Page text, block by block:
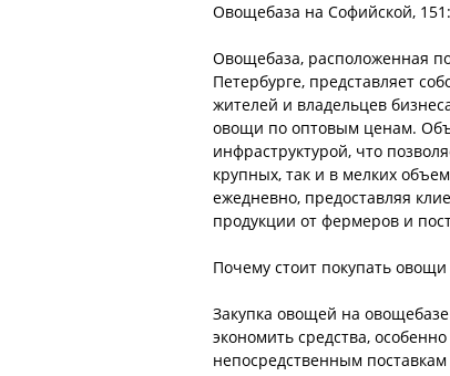
Овощебаза на Софийской,
Овощебаза, расположенная
Петербурге, представляет
жителей и владельцев
овощи по оптовым ценам.
инфраструктурой, что
крупных, так и в мелких
ежедневно, предоставляя
продукции от фермеров и
Почему стоит покупать
Закупка овощей на
экономить средства,
непосредственным